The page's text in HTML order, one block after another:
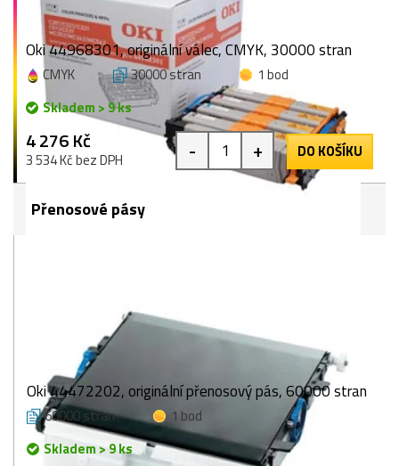
Oki 44968301, originální válec, CMYK, 30000 stran
CMYK 30000 stran
1 bod
Skladem > 9 ks
4 276 Kč
3 534 Kč bez DPH - + DO KOŠÍKU
Přenosové pásy
Oki 44472202, originální přenosový pás, 60000 stran
60000 stran
1 bod
Skladem > 9 ks